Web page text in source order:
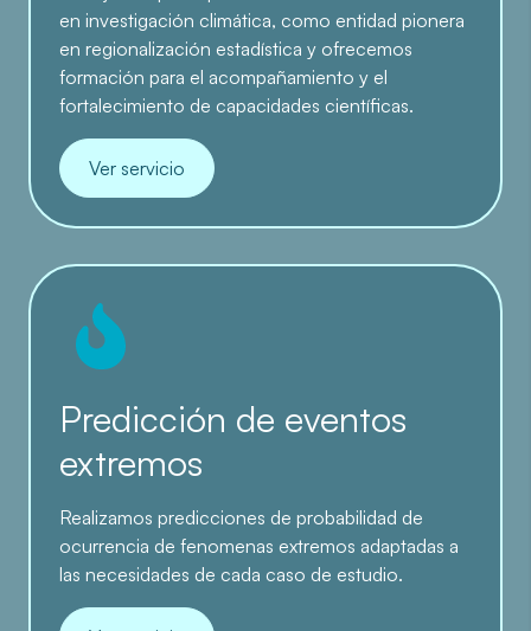
en investigación climática, como entidad pionera
en regionalización estadística y ofrecemos
formación para el acompañamiento y el
fortalecimiento de capacidades científicas.
Ver servicio
Predicción de eventos
extremos
Realizamos predicciones de probabilidad de
ocurrencia de fenomenas extremos adaptadas a
las necesidades de cada caso de estudio.